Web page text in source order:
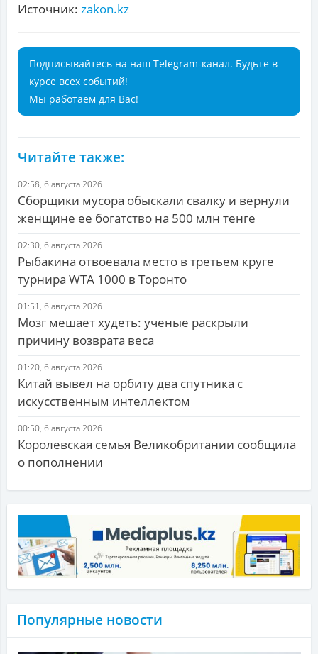
Источник: zakon.kz
Подписывайтесь на наш Telegram-канал. Будьте в
курсе всех событий!
Мы работаем для Вас!
Читайте также:
02:58, 6 августа 2026
Сборщики мусора обыскали свалку и вернули
женщине ее богатство на 500 млн тенге
02:30, 6 августа 2026
Рыбакина отвоевала место в третьем круге
турнира WTA 1000 в Торонто
01:51, 6 августа 2026
Мозг мешает худеть: ученые раскрыли
причину возврата веса
01:20, 6 августа 2026
Китай вывел на орбиту два спутника с
искусственным интеллектом
00:50, 6 августа 2026
Королевская семья Великобритании сообщила
о пополнении
Популярные новости